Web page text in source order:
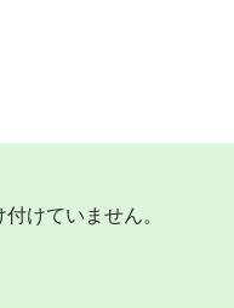
けていません。